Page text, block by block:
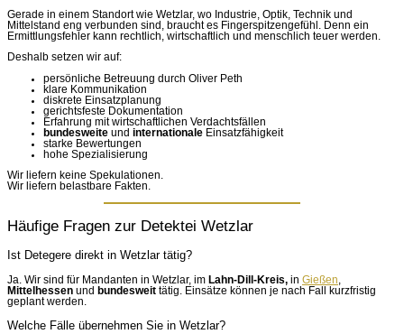
Gerade in einem Standort wie Wetzlar, wo Industrie, Optik, Technik und
Mittelstand eng verbunden sind, braucht es Fingerspitzengefühl. Denn ein
Ermittlungsfehler kann rechtlich, wirtschaftlich und menschlich teuer werden.
Deshalb setzen wir auf:
persönliche Betreuung durch Oliver Peth
klare Kommunikation
diskrete Einsatzplanung
gerichtsfeste Dokumentation
Erfahrung mit wirtschaftlichen Verdachtsfällen
bundesweite und internationale Einsatzfähigkeit
starke Bewertungen
hohe Spezialisierung
Wir liefern keine Spekulationen.
Wir liefern belastbare Fakten.
Häufige Fragen zur Detektei Wetzlar
Ist Detegere direkt in Wetzlar tätig?
Ja. Wir sind für Mandanten in Wetzlar, im Lahn-Dill-Kreis, in Gießen
Mittelhessen und bundesweit tätig. Einsätze können je nach Fall kurzfristig
geplant werden.
Welche Fälle übernehmen Sie in Wetzlar?